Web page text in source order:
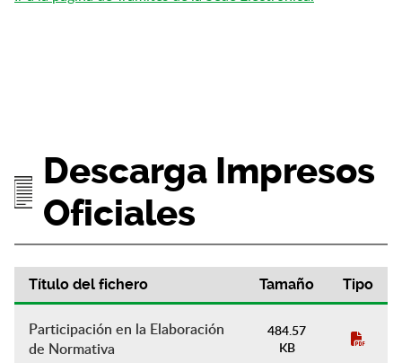
Descarga Impresos
Oficiales
Título del fichero Tamaño Tipo
Participación en la Elaboración
de Normativa
484.57
KB